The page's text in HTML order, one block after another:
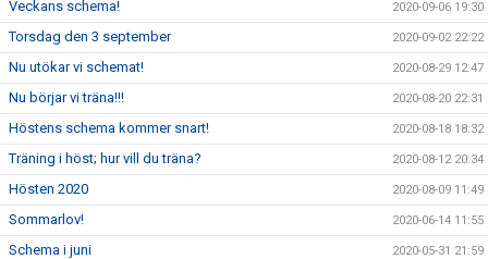
Veckans schema! 2020-09-06 19:30
Torsdag den 3 september 2020-09-02 22:22
Nu utökar vi schemat! 2020-08-29 12:47
Nu börjar vi träna!!! 2020-08-20 22:31
Höstens schema kommer snart! 2020-08-18 18:32
Träning i höst; hur vill du träna? 2020-08-12 20:34
Hösten 2020 2020-08-09 11:49
Sommarlov! 2020-06-14 11:55
Schema i juni 2020-05-31 21:59